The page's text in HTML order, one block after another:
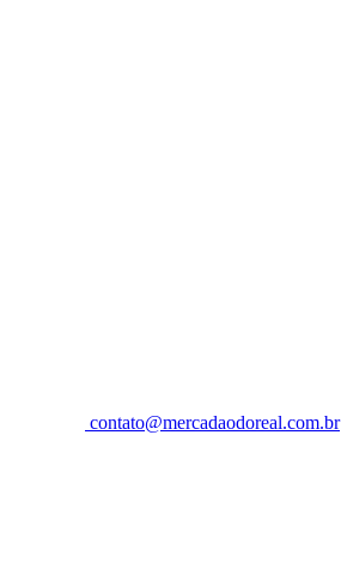
contato@mercadaodoreal.com.br